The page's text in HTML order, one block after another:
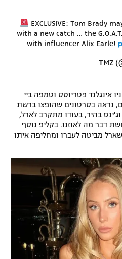
עסק
EXCLUSIVE: Tom Brady
with a new catch … the
with influencer Alix Earle!
ניו אינגלנד פטריוטס וטמפה ביי
נראה בסרטונים שהופצו ברשת
בהיר, בעודו מתקרב לארל,
דבר מה לאוזנו. בקליפ נוסף
מביטה לעברו ומחליפה איתו